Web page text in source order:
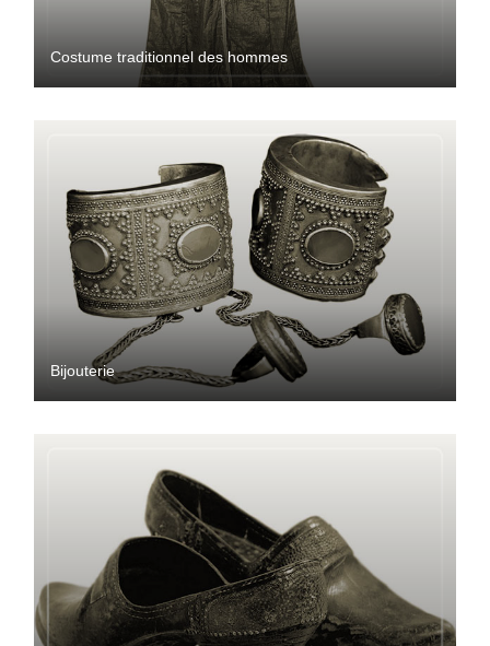
Costume traditionnel des hommes
Bijouterie